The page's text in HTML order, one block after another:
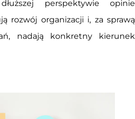
perspektywie opinie
rozwój organizacji i, za sprawą
nadają konkretny kierunek